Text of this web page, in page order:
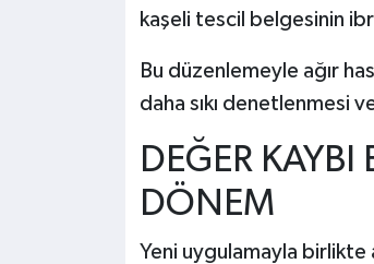
kaşeli tescil belgesinin
Bu düzenlemeyle ağır
daha sıkı denetlenmesi
DEĞER KAYBI
DÖNEM
Yeni uygulamayla birlikte